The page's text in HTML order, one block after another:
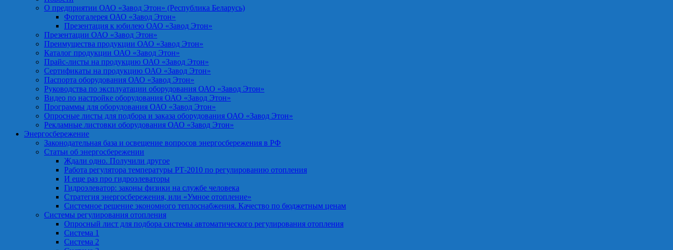
О предприятии ОАО «Завод Этон» (Республика Беларусь)
Фотогалерея ОАО «Завод Этон»
Презентация к юбилею ОАО «Завод Этон»
Презентации ОАО «Завод Этон»
Преимущества продукции ОАО «Завод Этон»
Каталог продукции ОАО «Завод Этон»
Прайс-листы на продукцию ОАО «Завод Этон»
Сертификаты на продукцию ОАО «Завод Этон»
Паспорта оборудования ОАО «Завод Этон»
Руководства по эксплуатации оборудования ОАО «Завод Этон»
Видео по настройке оборудования ОАО «Завод Этон»
Программы для оборудования ОАО «Завод Этон»
Опросные листы для подбора и заказа оборудования ОАО «Завод Этон»
Рекламные листовки оборудования ОАО «Завод Этон»
Энергосбережение
Законодательная база и освещение вопросов энергосбережения в РФ
Статьи об энергосбережении
Ждали одно. Получили другое
Работа регулятора температуры РТ-2010 по регулированию отопления
И еще раз про гидроэлеваторы
Гидроэлеватор: законы физики на службе человека
Стратегия энергосбережения, или «Умное отопление»
Системное решение экономного теплоснабжения. Качество по бюджетным ценам
Системы регулирования отопления
Опросный лист для подбора системы автоматического регулирования отопления
Система 1
Система 2